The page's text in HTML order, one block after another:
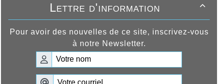

Lettre d'information
Pour avoir des nouvelles de ce site, inscrivez-vous
à notre Newsletter.